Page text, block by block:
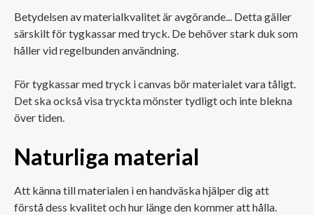
Betydelsen av materialkvalitet är avgörande... Detta gäller
särskilt för tygkassar med tryck. De behöver stark duk som
håller vid regelbunden användning.
För tygkassar med tryck i canvas bör materialet vara tåligt.
Det ska också visa tryckta mönster tydligt och inte blekna
över tiden.
Naturliga material
Att känna till materialen i en handväska hjälper dig att
förstå dess kvalitet och hur länge den kommer att hålla.